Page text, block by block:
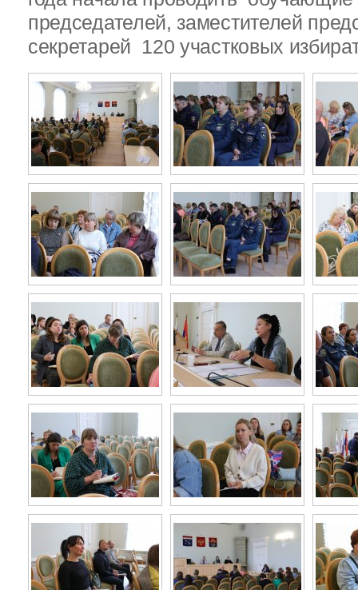
председателей, заместителей
секретарей 120 участковых